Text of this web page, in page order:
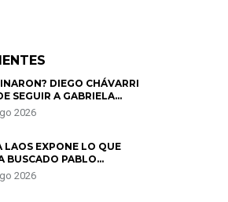
DIEGO CHÁVARRI
SEGUIR A GABRIELA
Y ANUNCIA SU SALIDA
2026
LAOS EXPONE LO QUE
BUSCADO PABLO
CON ALE FULLER: “UNA
PARTES QUERÍA EL
2026